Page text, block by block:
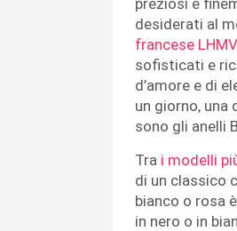
desiderati al
francese
sofisticati e
d’amore e di
un giorno, una
sono gli anelli
Tra i modelli
di un classico
bianco o rosa
in nero o in